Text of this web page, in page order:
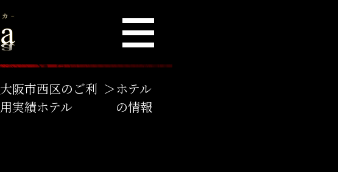
大阪市西区のご利
用実績ホテル
＞ホテル
の情報